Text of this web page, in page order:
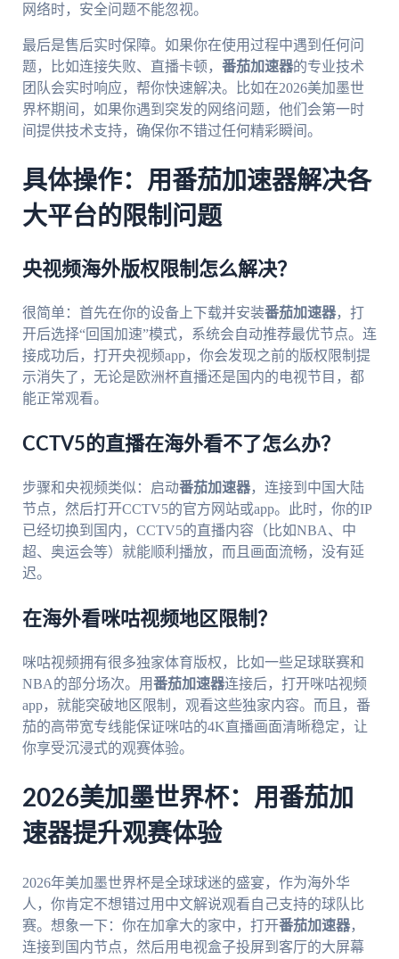
网络时，安全问题不能忽视。
最后是售后实时保障。如果你在使用过程中遇到任何问
题，比如连接失败、直播卡顿， 番茄加速器的专业技术
团队会实时响应，帮你快速解决。比如在2026美加墨世
界杯期间，如果你遇到突发的网络问题，他们会第一时
间提供技术支持，确保你不错过任何精彩瞬间。
具体操作：用番茄加速器解决各
大平台的限制问题
央视频海外版权限制怎么解决？
很简单：首先在你的设备上下载并安装番茄加速器，打
开后选择“回国加速”模式，系统会自动推荐最优节点。连
接成功后，打开央视频app，你会发现之前的版权限制提
示消失了，无论是欧洲杯直播还是国内的电视节目，都
能正常观看。
CCTV5的直播在海外看不了怎么办？
步骤和央视频类似：启动番茄加速器，连接到中国大陆
节点，然后打开CCTV5的官方网站或app。此时，你的IP
已经切换到国内，CCTV5的直播内容（比如NBA、中
超、奥运会等）就能顺利播放，而且画面流畅，没有延
迟。
在海外看咪咕视频地区限制？
咪咕视频拥有很多独家体育版权，比如一些足球联赛和
NBA的部分场次。用番茄加速器连接后，打开咪咕视频
app，就能突破地区限制，观看这些独家内容。而且，番
茄的高带宽专线能保证咪咕的4K直播画面清晰稳定，让
你享受沉浸式的观赛体验。
2026美加墨世界杯：用番茄加
速器提升观赛体验
2026年美加墨世界杯是全球球迷的盛宴，作为海外华
人，你肯定不想错过用中文解说观看自己支持的球队比
赛。想象一下：你在加拿大的家中，打开番茄加速器，
连接到国内节点，然后用电视盒子投屏到客厅的大屏幕